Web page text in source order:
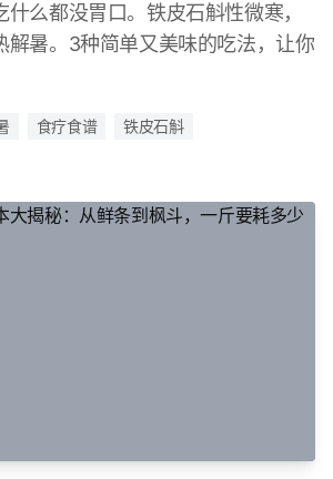
么都没胃口。铁皮石斛性微寒，
解暑。3种简单又美味的吃法，让你
食疗食谱 铁皮石斛